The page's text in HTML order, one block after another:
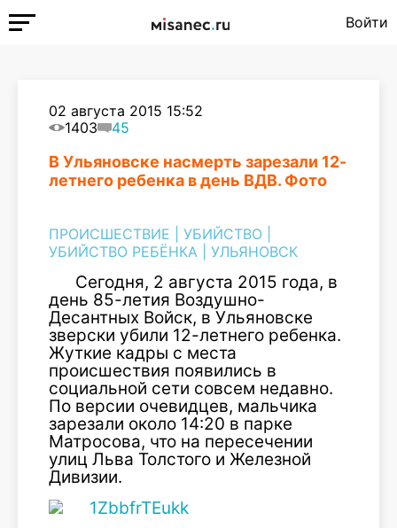
Войти
02 августа 2015 15:52
1403
45
В Ульяновске насмерть зарезали 12-
летнего ребенка в день ВДВ. Фото
ПРОИСШЕСТВИЕ УБИЙСТВО
УБИЙСТВО РЕБЁНКА
УЛЬЯНОВСК
Сегодня, 2 августа 2015 года, в
день 85-летия Воздушно-
Десантных Войск, в Ульяновске
зверски убили 12-летнего ребенка.
Жуткие кадры с места
происшествия появились в
социальной сети совсем недавно.
По версии очевидцев, мальчика
зарезали около 14:20 в парке
Матросова, что на пересечении
улиц Льва Толстого и Железной
Дивизии.